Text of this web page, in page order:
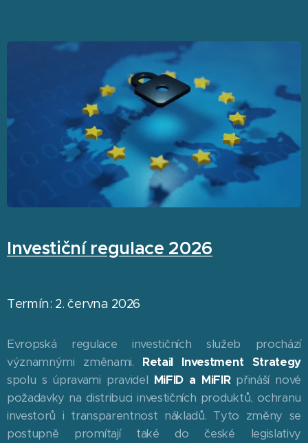
Investiční regulace 2026
Termín: 2. června 2026
Evropská regulace investičních služeb prochází
významnými změnami. Retail Investment Strategy
spolu s úpravami pravidel MiFID a MiFIRpřináší nové
požadavky na distribuci investičních produktů, ochranu
investorů i transparentnost nákladů. Tyto změny se
postupně promítají také do české legislativy